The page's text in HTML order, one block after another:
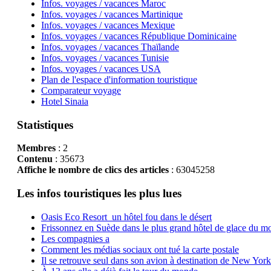
Infos. voyages / vacances Maroc
Infos. voyages / vacances Martinique
Infos. voyages / vacances Mexique
Infos. voyages / vacances République Dominicaine
Infos. voyages / vacances Thaïlande
Infos. voyages / vacances Tunisie
Infos. voyages / vacances USA
Plan de l'espace d'information touristique
Comparateur voyage
Hotel Sinaia
Statistiques
Membres: 2
Contenu : 35673
Affiche le nombre de clics des articles: 63045258
Les infos touristiques les plus lues
Oasis Eco Resort un hôtel fou dans le désert
Frissonnez en Suède dans le plus grand hôtel de glace du
Les compagnies a
Comment les médias sociaux ont tué la carte postale
Il se retrouve seul dans son avion à destination de New York